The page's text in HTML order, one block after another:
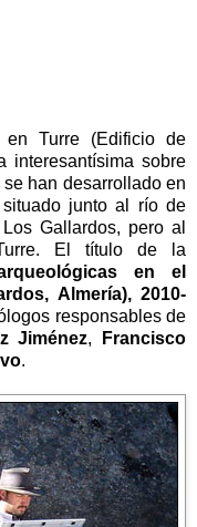
Turre (Edificio de
interesantísima sobre
han desarrollado en
junto al río de
Gallardos, pero al
El título de la
en el
Almería), 2010-
responsables de
Jiménez,
Francisco
.